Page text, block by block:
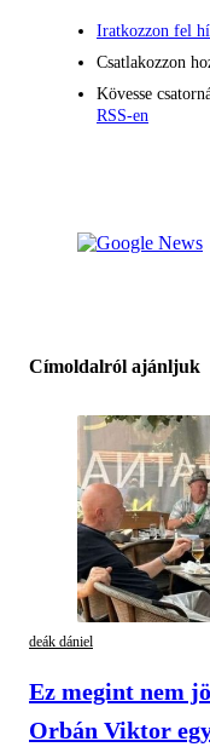
Iratkozzon fel
Csatlakozzon
Kövesse
RSS-en
Címoldalról ajánljuk
deák dániel
Ez megint nem
Orbán Viktor